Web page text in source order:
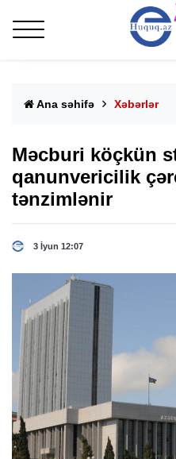
Ana səhifə Xəbərlər
Məcburi köçkün
qanunvericilik
tənzimlənir
3 İyun 12:07